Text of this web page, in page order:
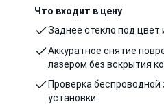
Что входит в цену
Заднее стекло под цвет
Аккуратное снятие
лазером без вскрытия
Проверка беспроводной
установки